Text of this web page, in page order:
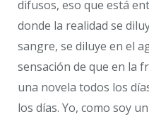
difusos, eso que está
donde la realidad se
sangre, se diluye en el
sensación de que en la
una novela todos los
los días. Yo, como soy